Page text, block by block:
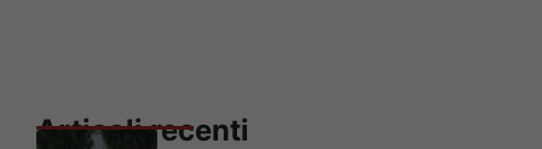
Articoli recenti